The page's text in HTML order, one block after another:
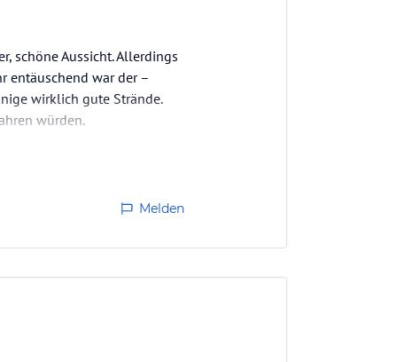
schöne Aussicht. Allerdings
entäuschend war der –
wirklich gute Strände.
würden.
Melden